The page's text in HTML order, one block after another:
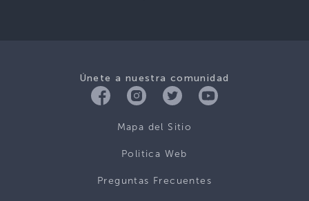
Únete a nuestra comunidad
Mapa del Sitio
Politica Web
Preguntas Frecuentes